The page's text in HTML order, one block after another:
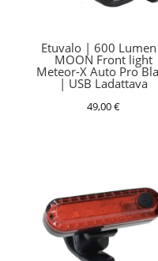
Etuvalo | 600
MOON Front light
Meteor-X Auto Pro
| USB Ladattava
49,00€